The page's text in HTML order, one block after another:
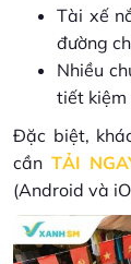
Tài xế
đường
Nhiều
tiết kiệm
Đặc biệt,
cầnTẢI
(Android và